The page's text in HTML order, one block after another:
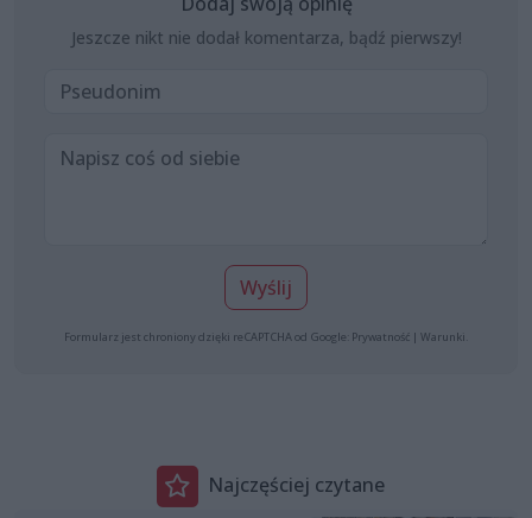
Jeszcze nikt nie dodał komentarza, bądź pierwszy!
Wyślij
Formularz jest chroniony dzięki reCAPTCHA od Google: Prywatność | Warunki
Najczęściej czytane